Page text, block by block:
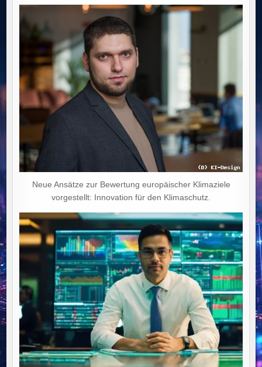
Neue Ansätze zur Bewertung europäischer Klimaziele
vorgestellt: Innovation für den Klimaschutz.